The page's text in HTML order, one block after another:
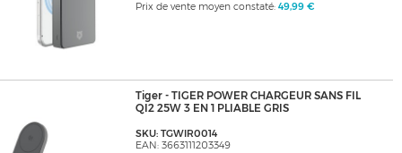
Prix de vente moyen constaté: 49,99 €
Tiger - TIGER POWER CHARGEUR SANS FIL
QI2 25W 3 EN 1 PLIABLE GRIS
SKU: TGWIR0014
EAN: 3663111203349